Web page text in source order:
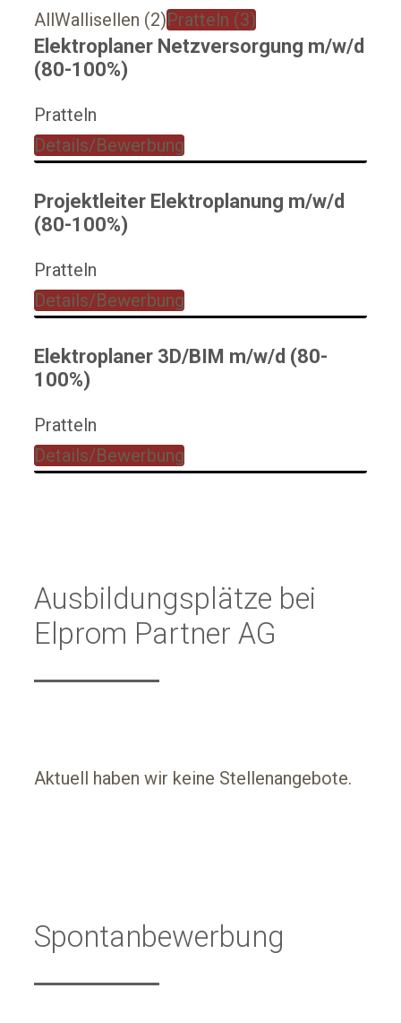
AllWallisellen (2)Pratteln (3)
Elektroplaner Netzversorgung m/w/d
(80-100%)
Pratteln
Details/Bewerbung
Projektleiter Elektroplanung m/w/d
(80-100%)
Pratteln
Details/Bewerbung
Elektroplaner 3D/BIM m/w/d (80-
100%)
Pratteln
Details/Bewerbung
Ausbildungsplätze bei
Elprom Partner AG
Aktuell haben wir keine Stellenangebote.
Spontanbewerbung